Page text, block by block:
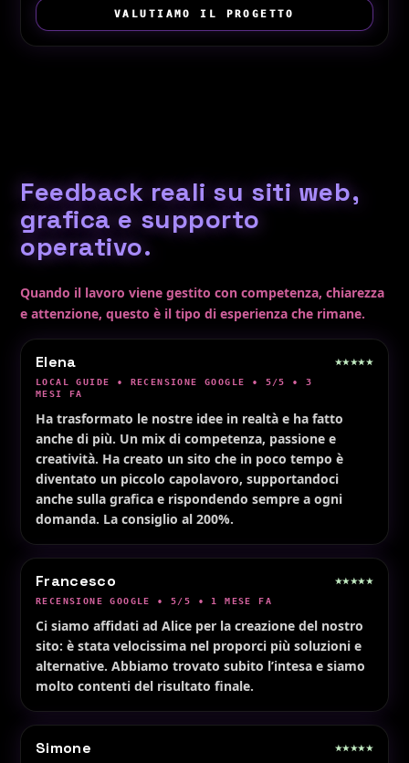
VALUTIAMO IL PROGETTO
Feedback reali su siti web,
grafica e supporto
operativo.
Quando il lavoro viene gestito con competenza, chiarezza
e attenzione, questo è il tipo di esperienza che rimane.
Elena
LOCAL GUIDE • RECENSIONE GOOGLE • 5/5 • 3
MESI FA
★★★★★
Ha trasformato le nostre idee in realtà e ha fatto
anche di più. Un mix di competenza, passione e
creatività. Ha creato un sito che in poco tempo è
diventato un piccolo capolavoro, supportandoci
anche sulla grafica e rispondendo sempre a ogni
domanda. La consiglio al 200%.
Francesco
RECENSIONE GOOGLE • 5/5 • 1 MESE FA
★★★★★
Ci siamo affidati ad Alice per la creazione del nostro
sito: è stata velocissima nel proporci più soluzioni e
alternative. Abbiamo trovato subito l’intesa e siamo
molto contenti del risultato finale.
Simone ★★★★★